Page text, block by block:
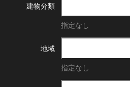
建物分類
指定なし
地域
指定なし